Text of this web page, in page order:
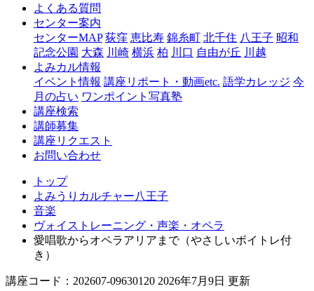
王
よくある質問
センター案内
センターMAP 荻窪 恵比寿 錦糸町 北千住 八王子 昭和
記念公園 大森 川崎 横浜 柏 川口 自由が丘 川越
よみカル情報
イベント情報 講座リポート・動画etc. 語学カレッジ 今
月の占い ワンポイント写真塾
講座検索
講師募集
講座リクエスト
お問い合わせ
トップ
よみうりカルチャー八王子
音楽
ヴォイストレーニング・声楽・オペラ
愛唱歌からオペラアリアまで（やさしいボイトレ付
き）
講座コード：202607-09630120 2026年7月9日 更新